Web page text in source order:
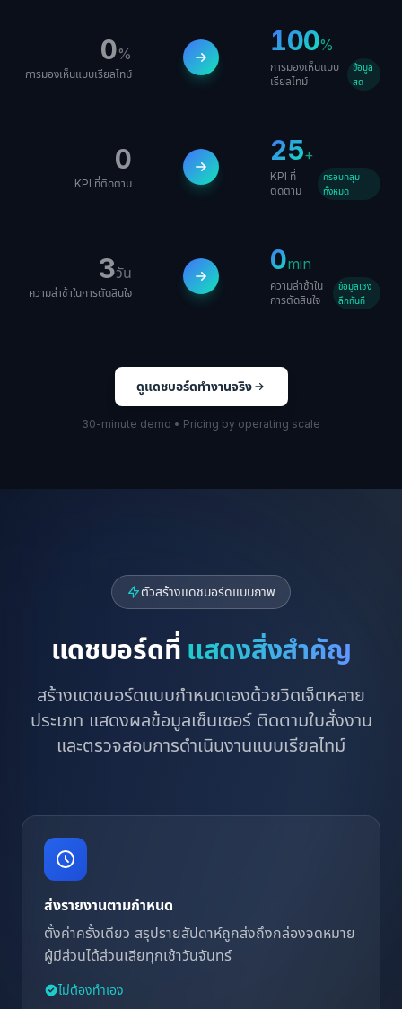
0%
การมองเห็นแบบเรียลไทม์
100%
การมองเห็นแบบ
เรียลไทม์
ข้อมูล
สด
0
KPI ที่ติดตาม
25+
KPI ที่
ติดตาม
ครอบคลุม
ทั้งหมด
3วัน
ความล่าช้าในการตัดสินใจ
0min
ความล่าช้าใน
การตัดสินใจ
ข้อมูลเชิง
ลึกทันที
ดูแดชบอร์ดทำงานจริง
30-minute demo • Pricing by operating scale
ตัวสร้างแดชบอร์ดแบบภาพ
แดชบอร์ดที่ แสดงสิ่งสำคัญ
สร้างแดชบอร์ดแบบกำหนดเองด้วยวิดเจ็ตหลาย
ประเภท แสดงผลข้อมูลเซ็นเซอร์ ติดตามใบสั่งงาน
และตรวจสอบการดำเนินงานแบบเรียลไทม์
ส่งรายงานตามกำหนด
ตั้งค่าครั้งเดียว สรุปรายสัปดาห์ถูกส่งถึงกล่องจดหมาย
ผู้มีส่วนได้ส่วนเสียทุกเช้าวันจันทร์
ไม่ต้องทำเอง